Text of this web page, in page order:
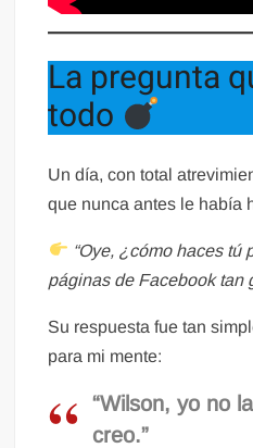
La pregunta
todo
Un día, con total
que nunca antes le había
“Oye, ¿cómo haces tú
páginas de Facebook tan
Su respuesta fue tan
para mi mente:
“Wilson, yo no
creo.”